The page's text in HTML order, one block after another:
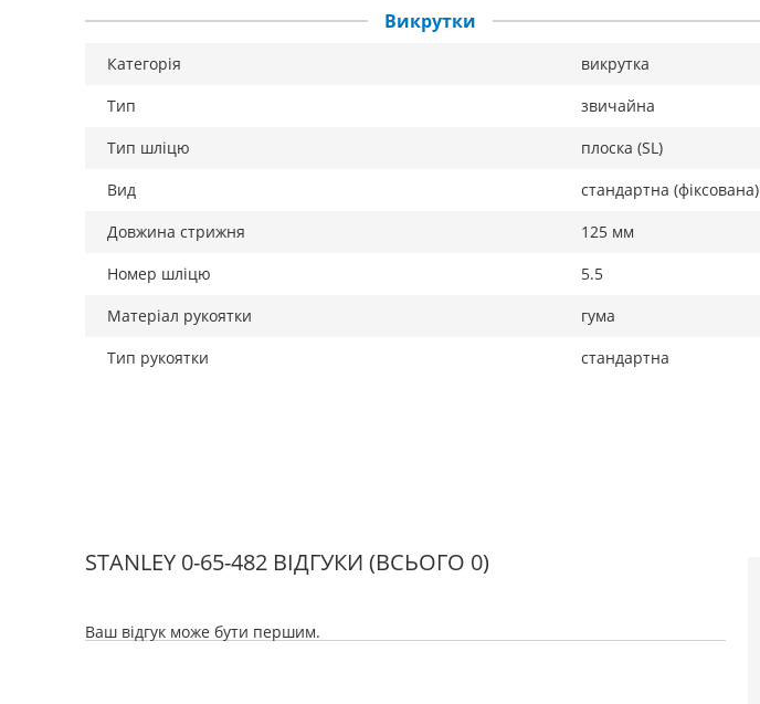
Викрутки
Категорія
викрутка
Тип
звичайна
Тип шліцю
плоска (SL)
Вид
стандартна (фіксована)
Довжина стрижня
125 мм
Номер шліцю
5.5
Матеріал рукоятки
гума
Тип рукоятки
стандартна
STANLEY 0-65-482 ВІДГУКИ (ВСЬОГО 0)
Ваш відгук може бути першим.